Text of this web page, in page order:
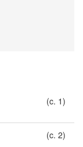
(c. 1)
(c. 2)